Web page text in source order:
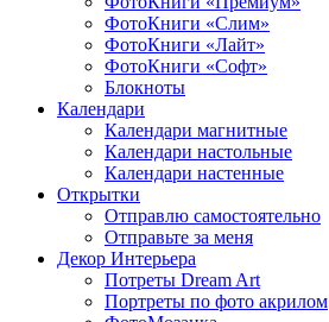
ФотоКниги «Слим»
ФотоКниги «Лайт»
ФотоКниги «Софт»
Блокноты
Календари
Календари магнитные
Календари настольные
Календари настенные
Открытки
Отправлю самостоятельно
Отправьте за меня
Декор Интерьера
Потреты Dream Art
Портреты по фото акрилом